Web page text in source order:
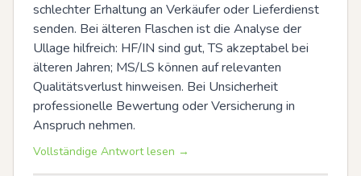
schlechter Erhaltung an Verkäufer oder Lieferdienst
senden. Bei älteren Flaschen ist die Analyse der
Ullage hilfreich: HF/IN sind gut, TS akzeptabel bei
älteren Jahren; MS/LS können auf relevanten
Qualitätsverlust hinweisen. Bei Unsicherheit
professionelle Bewertung oder Versicherung in
Anspruch nehmen.
Vollständige Antwort lesen →